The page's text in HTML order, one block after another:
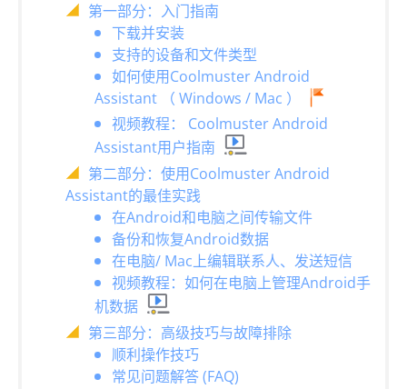
第一部分：入门指南
下载并安装
支持的设备和文件类型
如何使用Coolmuster Android
Assistant （ Windows / Mac ）
视频教程： Coolmuster Android
Assistant用户指南
第二部分：使用Coolmuster Android
Assistant的最佳实践
在Android和电脑之间传输文件
备份和恢复Android数据
在电脑/ Mac上编辑联系人、发送短信
视频教程：如何在电脑上管理Android手
机数据
第三部分：高级技巧与故障排除
顺利操作技巧
常见问题解答 (FAQ)